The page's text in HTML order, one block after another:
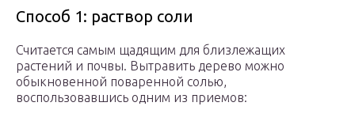
Способ 1: раствор соли
Считается самым щадящим для близлежащих
растений и почвы. Вытравить дерево можно
обыкновенной поваренной солью,
воспользовавшись одним из приемов: